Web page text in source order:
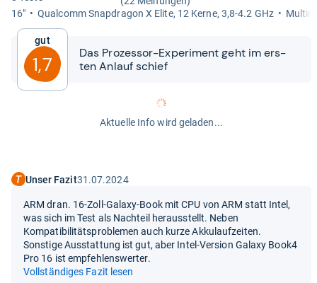
16"
Qual­comm Snap­dra­gon X Elite, 12 Kerne, 3,8-​4.2 GHz
Gut
1,7
Das Pro­zes­sor-​​Expe­ri­ment geht im ers­
ten Anlauf schief
Aktuelle Info wird geladen...
Unser Fazit31.07.2024
ARM dran. 16-Zoll-Galaxy-Book mit CPU von ARM statt Intel,
was sich im Test als Nachteil herausstellt. Neben
Kompatibilitätsproblemen auch kurze Akkulaufzeiten.
Sonstige Ausstattung ist gut, aber Intel-Version Galaxy Book4
Pro 16 ist empfehlenswerter.
Vollständiges Fazit lesen